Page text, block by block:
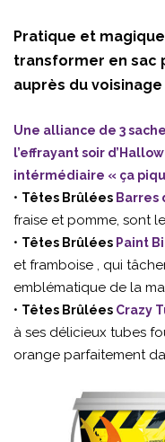
Pratique et
transformer en sac
auprès du
Une alliance de 3
l’effrayant soir
intérmédiaire « ça
• Têtes Brûlées Barres
fraise et pomme, sont
• Têtes Brûlées Paint
et framboise , qui
emblématique de la
• Têtes Brûlées Crazy
à ses délicieux tubes
orange parfaitement